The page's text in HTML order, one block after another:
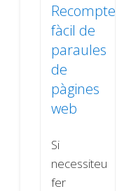
Recompte
fàcil de
paraules
de
pàgines
web
Si
necessiteu
fer